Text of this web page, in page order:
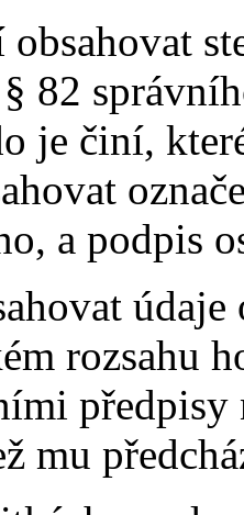
82
je činí,
a podpis
rozsahu
předpisy
mu